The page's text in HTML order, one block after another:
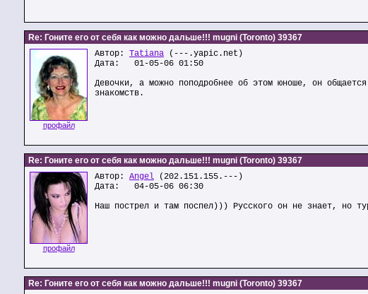
Re: Гоните его от себя как можно дальше!!! mugni (Toronto) 39367
профайл
Автор: Tatiana (---.yapic.net)
Дата: 01-05-06 01:50
Девочки, а можно поподробнее об этом юноше, он
знакомств.
Re: Гоните его от себя как можно дальше!!! mugni (Toronto) 39367
профайл
Автор: Angel (202.151.155.---)
Дата: 04-05-06 06:30
Наш пострел и там поспел))) Русского он не знает, но
Re: Гоните его от себя как можно дальше!!! mugni (Toronto) 39367